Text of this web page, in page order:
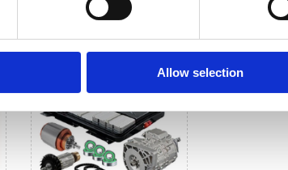
Allow selection